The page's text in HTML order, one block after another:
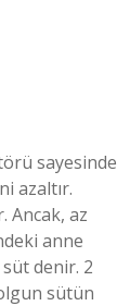
sayesinde
azaltır.
Ancak, az
anne
denir. 2
sütün